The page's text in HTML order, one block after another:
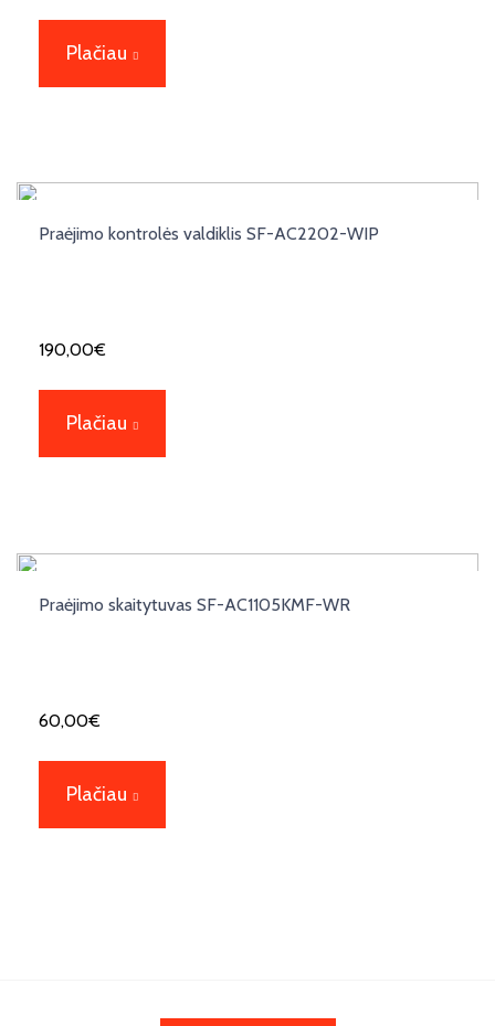
Plačiau
Praėjimo kontrolės valdiklis SF-AC2202-WIP
190,00€
Plačiau
Praėjimo skaitytuvas SF-AC1105KMF-WR
60,00€
Plačiau